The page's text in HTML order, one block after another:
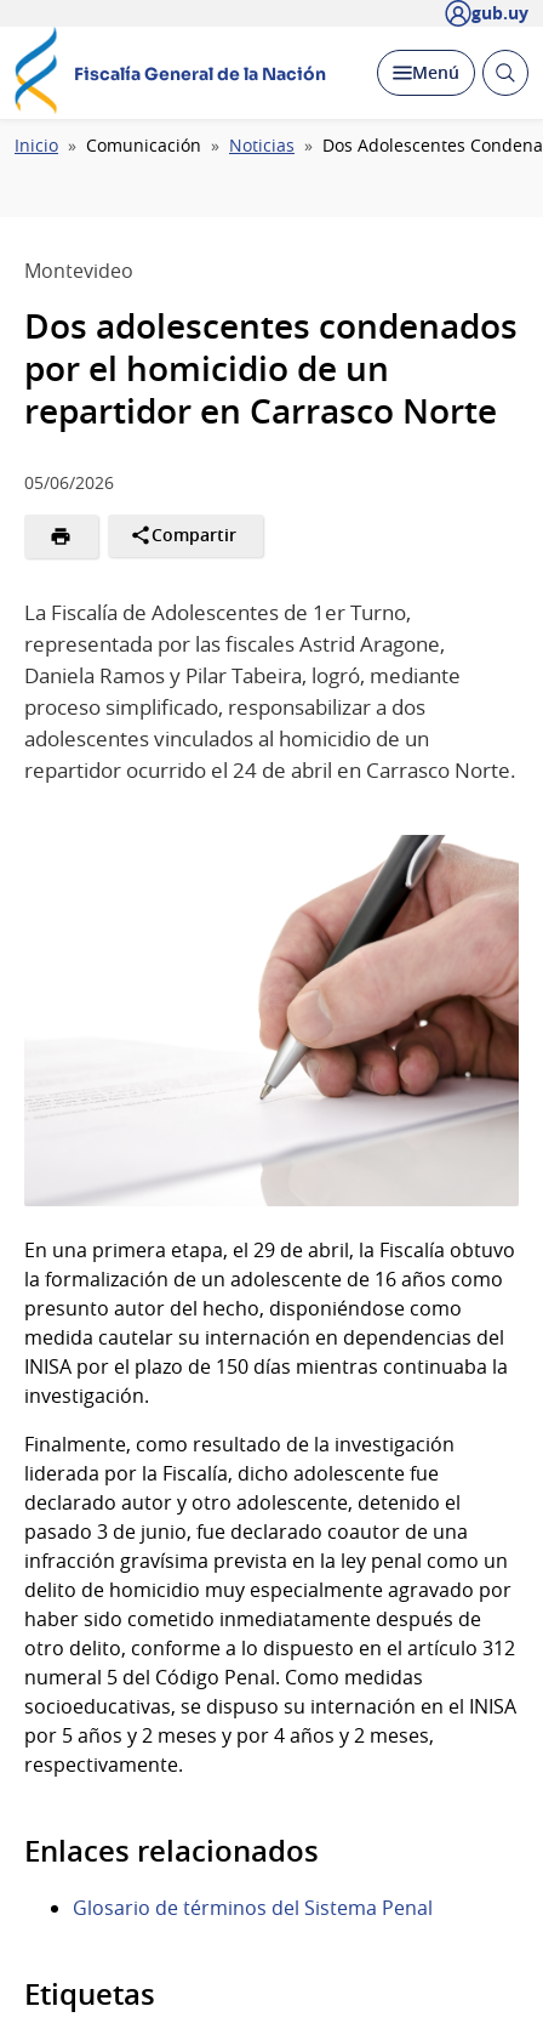
gub.uy
Fiscalía General de la Nación Desplegar
Menú Abrir
Ruta
Inicio Comunicación Noticias Dos Adolescentes
Montevideo
Dos adolescentes condenados
por el homicidio de un
repartidor en Carrasco Norte
05/06/2026
Compartir
La Fiscalía de Adolescentes de 1er Turno,
representada por las fiscales Astrid Aragone,
Daniela Ramos y Pilar Tabeira, logró, mediante
proceso simplificado, responsabilizar a dos
adolescentes vinculados al homicidio de un
repartidor ocurrido el 24 de abril en Carrasco Norte.
En una primera etapa, el 29 de abril, la Fiscalía obtuvo
la formalización de un adolescente de 16 años como
presunto autor del hecho, disponiéndose como
medida cautelar su internación en dependencias del
INISA por el plazo de 150 días mientras continuaba la
investigación.
Finalmente, como resultado de la investigación
liderada por la Fiscalía, dicho adolescente fue
declarado autor y otro adolescente, detenido el
pasado 3 de junio, fue declarado coautor de una
infracción gravísima prevista en la ley penal como un
delito de homicidio muy especialmente agravado por
haber sido cometido inmediatamente después de
otro delito, conforme a lo dispuesto en el artículo 312
numeral 5 del Código Penal. Como medidas
socioeducativas, se dispuso su internación en el INISA
por 5 años y 2 meses y por 4 años y 2 meses,
respectivamente.
Enlaces relacionados
Glosario de términos del Sistema Penal
Etiquetas